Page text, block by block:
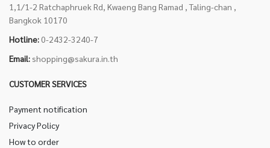
1,1/1-2 Ratchaphruek Rd, Kwaeng Bang Ramad , Taling-chan ,
Bangkok 10170
Hotline: 0-2432-3240-7
Email: shopping@sakura.in.th
CUSTOMER SERVICES
Payment notification
Privacy Policy
How to order